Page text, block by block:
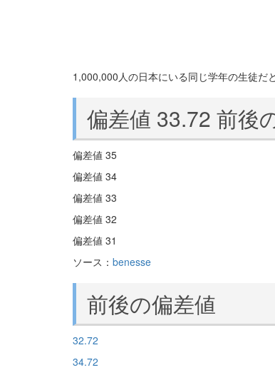
1,000,000人の日本にいる同じ学年の生徒だ
偏差値 33.72 前後
偏差値 35
偏差値 34
偏差値 33
偏差値 32
偏差値 31
ソース： benesse
前後の偏差値
32.72
34.72